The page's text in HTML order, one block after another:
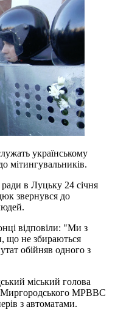
українському
мітингувальників.
ради в Луцьку 24 січня
звернувся до
відповіли: "Ми з
що не збираються
обійняв одного з
міський голова
Миргородського МРВВС
з автоматами.